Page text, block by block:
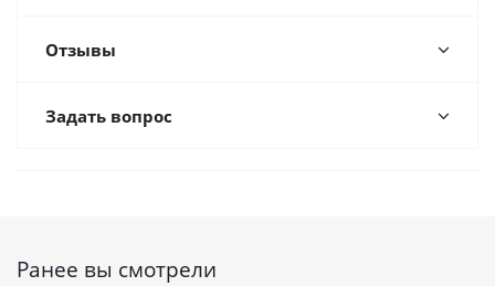
Отзывы
Задать вопрос
Ранее вы смотрели